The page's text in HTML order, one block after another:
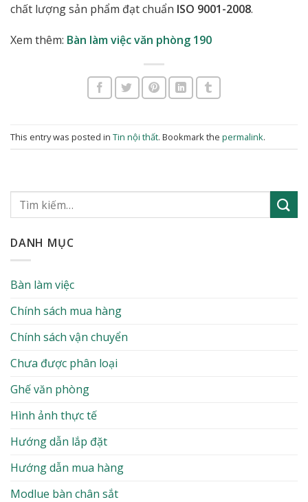
chất lượng sản phẩm đạt chuẩn ISO 9001-2008.
Xem thêm: Bàn làm việc văn phòng 190
This entry was posted in Tin nội thất. Bookmark the permalink.
DANH MỤC
Bàn làm việc
Chính sách mua hàng
Chính sách vận chuyển
Chưa được phân loại
Ghế văn phòng
Hình ảnh thực tế
Hướng dẫn lắp đặt
Hướng dẫn mua hàng
Modlue bàn chân sắt